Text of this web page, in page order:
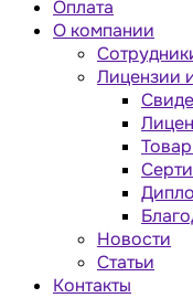
Оплата
О компании
Лицензии
Новости
Статьи
Контакты